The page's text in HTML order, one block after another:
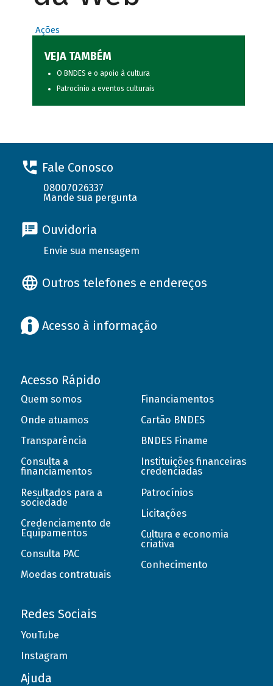
Ações
VEJA TAMBÉM
O BNDES e o apoio à cultura
Patrocínio a eventos culturais
Fale Conosco
08007026337
Mande sua pergunta
Ouvidoria
Envie sua mensagem
Outros telefones e endereços
Acesso à informação
Acesso Rápido
Quem somos
Onde atuamos
Transparência
Consulta a
financiamentos
Resultados para a
sociedade
Credenciamento de
Equipamentos
Consulta PAC
Moedas contratuais
Financiamentos
Cartão BNDES
BNDES Finame
Instituições financeiras
credenciadas
Patrocínios
Licitações
Cultura e economia
criativa
Conhecimento
Redes Sociais
YouTube
Instagram
Ajuda